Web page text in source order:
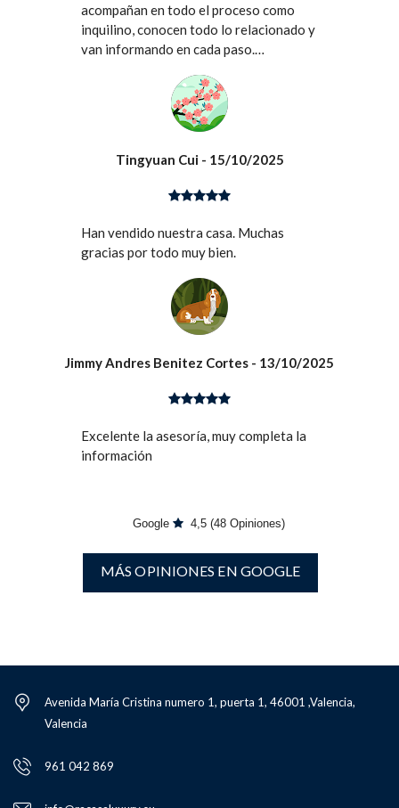
acompañan en todo el proceso como
inquilino, conocen todo lo relacionado y
van informando en cada paso.
agencia inmobiliaria.
Tingyuan Cui - 15/10/2025
Han vendido nuestra casa. Muchas
gracias por todo muy bien.
Jimmy Andres Benitez Cortes - 13/10/2025
Excelente la asesoría, muy completa la
información
Google 4,5 (48 Opiniones)
MÁS OPINIONES EN GOOGLE
Avenida María Cristina numero 1, puerta 1, 46001 ,Valencia,
Valencia
961 042 869